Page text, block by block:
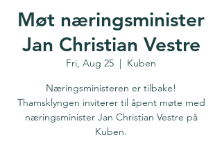
Møt næringsminister
Jan Christian Vestre
Fri, Aug 25
  |
Kuben
Næringsministeren er tilbake!
Thamsklyngen inviterer til åpent møte med
næringsminister Jan Christian Vestre på
Kuben.